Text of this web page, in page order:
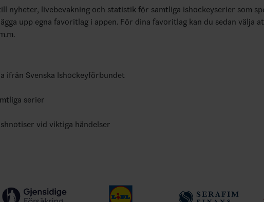
nyheter, livebevakning och statistik för samtliga ishockeyserier som
upp egna favoritlag i appen. För dina favoritlag kan du sedan välja
ifrån Svenska Ishockeyförbundet
serier
vid viktiga händelser